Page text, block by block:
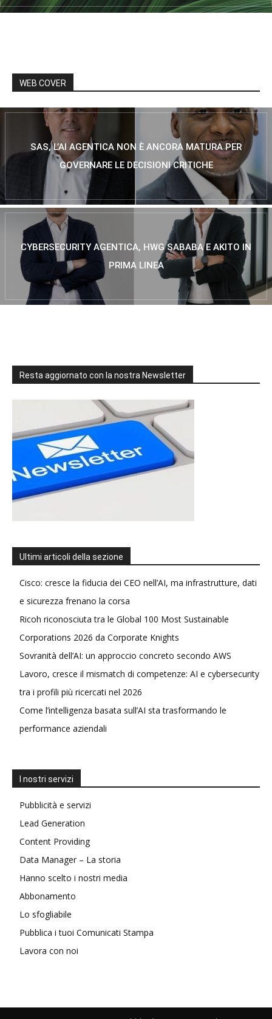
WEB COVER
SAS, L’AI AGENTICA NON È ANCORA MATURA PER
GOVERNARE LE DECISIONI CRITICHE
CYBERSECURITY AGENTICA, HWG SABABA E AKITO IN
PRIMA LINEA
Resta aggiornato con la nostra Newsletter
Ultimi articoli della sezione
Cisco: cresce la fiducia dei CEO nell’AI, ma infrastrutture, dati
e sicurezza frenano la corsa
Ricoh riconosciuta tra le Global 100 Most Sustainable
Corporations 2026 da Corporate Knights
Sovranità dell’AI: un approccio concreto secondo AWS
Lavoro, cresce il mismatch di competenze: AI e cybersecurity
tra i profili più ricercati nel 2026
Come l’intelligenza basata sull’AI sta trasformando le
performance aziendali
I nostri servizi
Pubblicità e servizi
Lead Generation
Content Providing
Data Manager – La storia
Hanno scelto i nostri media
Abbonamento
Lo sfogliabile
Pubblica i tuoi Comunicati Stampa
Lavora con noi